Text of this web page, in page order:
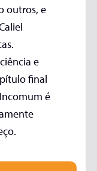
outros, e
e
final
é